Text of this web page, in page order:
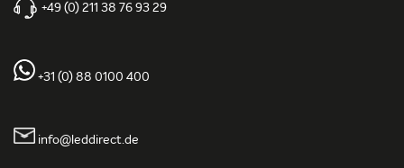
+49 (0) 211 38 76 93 29
+31 (0) 88 0100 400
info@leddirect.de